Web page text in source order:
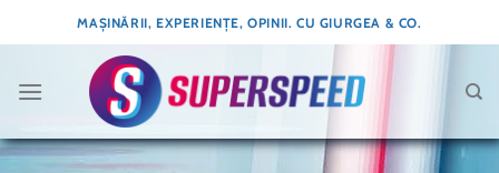
to
MAȘINĂRII, EXPERIENȚE, OPINII. CU GIURGEA & CO.